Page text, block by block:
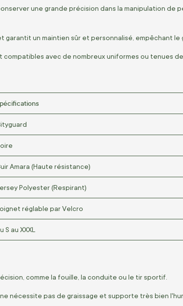
une grande précision dans la manipulation de
garantit un maintien sûr et personnalisé, empêchant
avec de nombreux uniformes ou tenues de
Amara (Haute résistance)
Polyester (Respirant)
réglable par Velcro
S au XXXL
comme la fouille, la conduite ou le tir sportif.
nécessite pas de graissage et supporte très bien